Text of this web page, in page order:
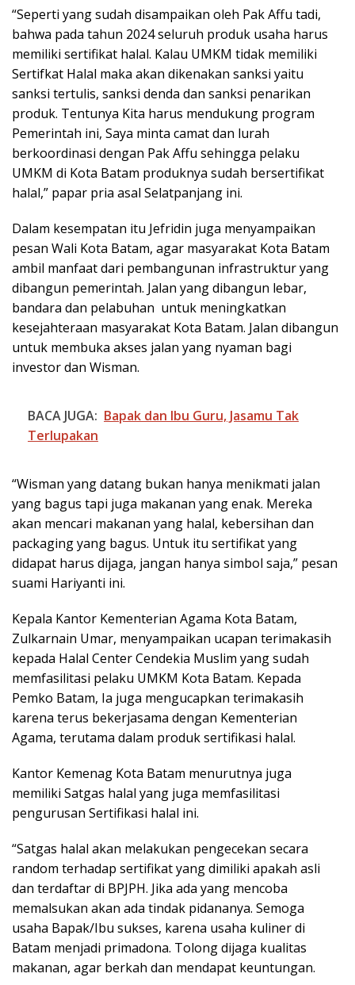
“Seperti yang sudah disampaikan oleh Pak Affu tadi,
bahwa pada tahun 2024 seluruh produk usaha harus
memiliki sertifikat halal. Kalau UMKM tidak memiliki
Sertifkat Halal maka akan dikenakan sanksi yaitu
sanksi tertulis, sanksi denda dan sanksi penarikan
produk. Tentunya Kita harus mendukung program
Pemerintah ini, Saya minta camat dan lurah
berkoordinasi dengan Pak Affu sehingga pelaku
UMKM di Kota Batam produknya sudah bersertifikat
halal,” papar pria asal Selatpanjang ini.
Dalam kesempatan itu Jefridin juga menyampaikan
pesan Wali Kota Batam, agar masyarakat Kota Batam
ambil manfaat dari pembangunan infrastruktur yang
dibangun pemerintah. Jalan yang dibangun lebar,
bandara dan pelabuhan untuk meningkatkan
kesejahteraan masyarakat Kota Batam. Jalan dibangun
untuk membuka akses jalan yang nyaman bagi
investor dan Wisman.
BACA JUGA: Bapak dan Ibu Guru, Jasamu Tak
Terlupakan
“Wisman yang datang bukan hanya menikmati jalan
yang bagus tapi juga makanan yang enak. Mereka
akan mencari makanan yang halal, kebersihan dan
packaging yang bagus. Untuk itu sertifikat yang
didapat harus dijaga, jangan hanya simbol saja,” pesan
suami Hariyanti ini.
Kepala Kantor Kementerian Agama Kota Batam,
Zulkarnain Umar, menyampaikan ucapan terimakasih
kepada Halal Center Cendekia Muslim yang sudah
memfasilitasi pelaku UMKM Kota Batam. Kepada
Pemko Batam, Ia juga mengucapkan terimakasih
karena terus bekerjasama dengan Kementerian
Agama, terutama dalam produk sertifikasi halal.
Kantor Kemenag Kota Batam menurutnya juga
memiliki Satgas halal yang juga memfasilitasi
pengurusan Sertifikasi halal ini.
“Satgas halal akan melakukan pengecekan secara
random terhadap sertifikat yang dimiliki apakah asli
dan terdaftar di BPJPH. Jika ada yang mencoba
memalsukan akan ada tindak pidananya. Semoga
usaha Bapak/Ibu sukses, karena usaha kuliner di
Batam menjadi primadona. Tolong dijaga kualitas
makanan, agar berkah dan mendapat keuntungan.